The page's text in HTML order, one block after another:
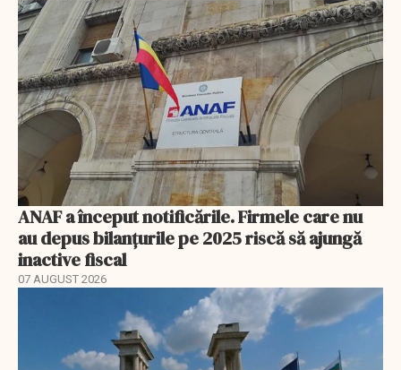
ANAF a început notificările. Firmele care nu
au depus bilanțurile pe 2025 riscă să ajungă
inactive fiscal
07 AUGUST 2026